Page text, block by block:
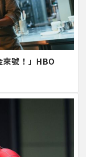
來號！」HBO